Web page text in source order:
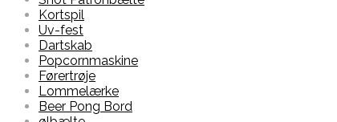
Kortspil
Uv-fest
Dartskab
Popcornmaskine
Førertrøje
Lommelærke
Beer Pong Bord